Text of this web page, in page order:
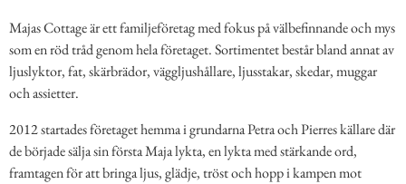
Majas Cottage är ett familjeföretag med fokus på välbefinnande och mys
som en röd tråd genom hela företaget. Sortimentet består bland annat av
ljuslyktor, fat, skärbrädor, väggljushållare, ljusstakar, skedar, muggar
och assietter.
2012 startades företaget hemma i grundarna Petra och Pierres källare där
de började sälja sin första Maja lykta, en lykta med stärkande ord,
framtagen för att bringa ljus, glädje, tröst och hopp i kampen mot